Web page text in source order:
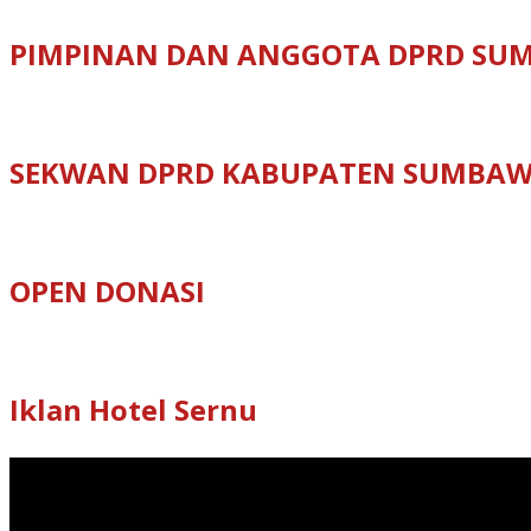
PIMPINAN DAN ANGGOTA DPRD
SEKWAN DPRD KABUPATEN
OPEN DONASI
Iklan Hotel Sernu